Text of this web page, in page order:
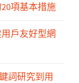
項基本措施
戶友好型網
詞研究到用